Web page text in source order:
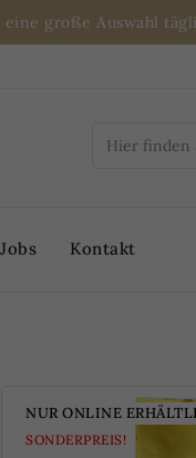
große Auswahl
Jobs Kontakt
NUR ONLINE
SONDERPREIS!